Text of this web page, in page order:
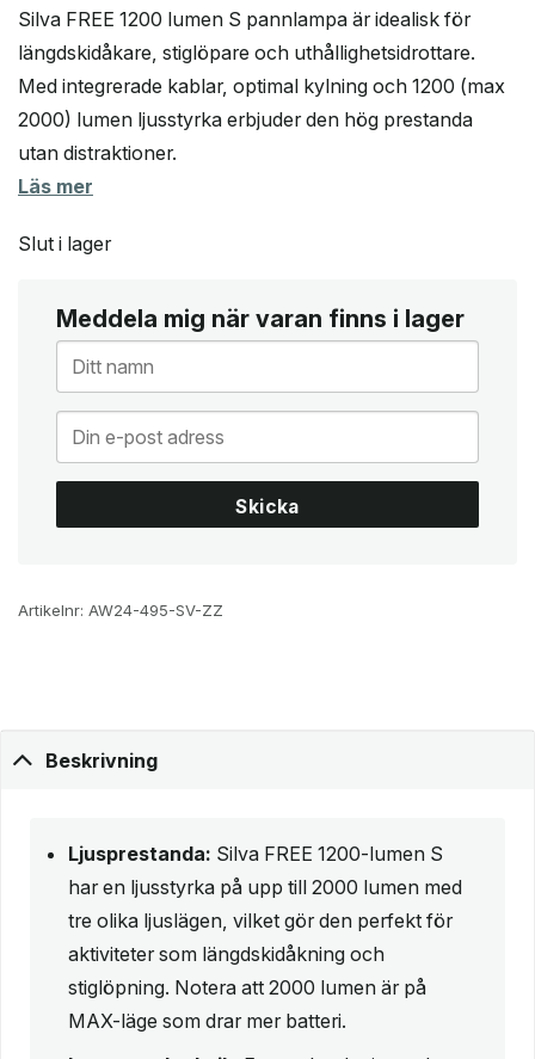
Silva FREE 1200 lumen S pannlampa är idealisk för
längdskidåkare, stiglöpare och uthållighetsidrottare.
Med integrerade kablar, optimal kylning och 1200 (max
2000) lumen ljusstyrka erbjuder den hög prestanda
utan distraktioner.
Läs mer
Slut i lager
Meddela mig när varan finns i lager
Skicka
Artikelnr: AW24-495-SV-ZZ
Beskrivning
Ljusprestanda: Silva FREE 1200-lumen S
har en ljusstyrka på upp till 2000 lumen med
tre olika ljuslägen, vilket gör den perfekt för
aktiviteter som längdskidåkning och
stiglöpning. Notera att 2000 lumen är på
MAX-läge som drar mer batteri.